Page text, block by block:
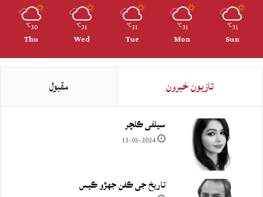
31
℃
Sun
31
℃
Mon
31
℃
Tue
31
℃
Wed
30
℃
Thu
تازيون خبرون مقبول
سيلفي ڪلچر
13-05-2024
تاريخ جي ڪفن جھڙو ڪيس